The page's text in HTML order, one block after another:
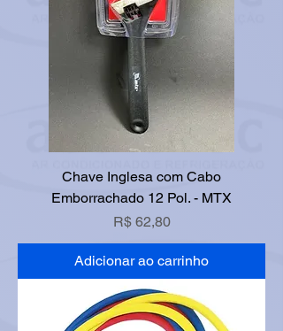
Chave Inglesa com Cabo
Emborrachado 12 Pol. - MTX
Preço
R$ 62,80
Adicionar ao carrinho